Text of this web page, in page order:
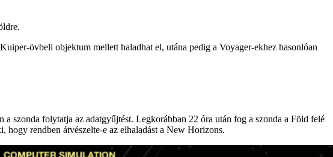
övbeli objektum mellett haladhat el, utána pedig a Voyager-ekhez hasonlóan
szonda folytatja az adatgyűjtést. Legkorábban 22 óra után fog a szonda a Föld felé
rendben átvészelte-e az elhaladást a New Horizons.